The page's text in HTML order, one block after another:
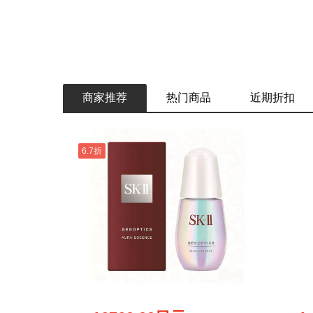
商家推荐 热门商品 近期折扣
6.7折